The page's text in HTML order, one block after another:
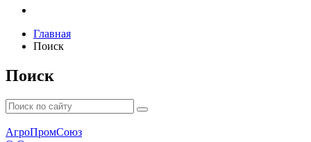
Главная
Поиск
Поиск
АгроПромСоюз